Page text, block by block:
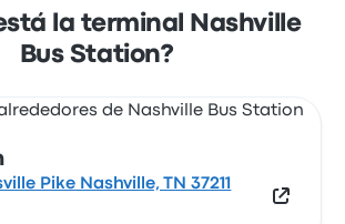
de esta parada de
Nashville en un mapa.
la terminal Nashville
Bus Station?
Pike Nashville, TN 37211